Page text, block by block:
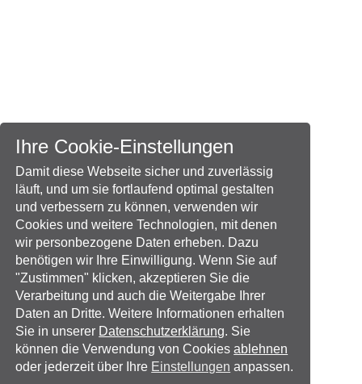
Ihre Cookie-Einstellungen
Damit diese Webseite sicher und zuverlässig
läuft, und um sie fortlaufend optimal gestalten
und verbessern zu können, verwenden wir
Cookies und weitere Technologien, mit denen
wir personbezogene Daten erheben. Dazu
benötigen wir Ihre Einwilligung. Wenn Sie auf
"Zustimmen" klicken, akzeptieren Sie die
Verarbeitung und auch die Weitergabe Ihrer
Daten an Dritte. Weitere Informationen erhalten
Sie in unserer Datenschutzerklärung. Sie
können die Verwendung von Cookiesablehnen
oder jederzeit über Ihre Einstellungen anpassen.